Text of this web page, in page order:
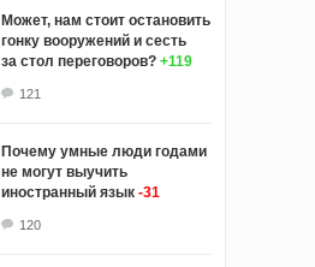
Может, нам стоит остановить
гонку вооружений и сесть
за стол переговоров? +119
121
Почему умные люди годами
не могут выучить
иностранный язык -31
120